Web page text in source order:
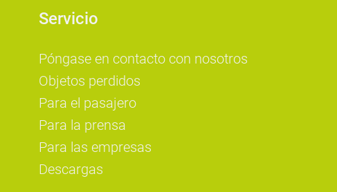
Servicio
Póngase en contacto con nosotros
Objetos perdidos
Para el pasajero
Para la prensa
Para las empresas
Descargas